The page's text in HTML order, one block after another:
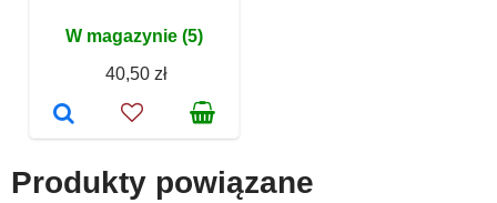
W magazynie (5)
40,50 zł
Produkty powiązane